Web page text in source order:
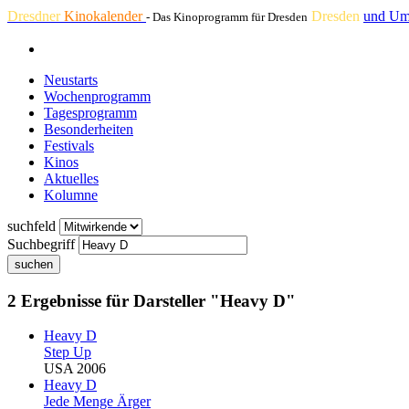
DresdnerKinokalender - Das Kinoprogramm für Dresden Dresden und
Neustarts
Wochenprogramm
Tagesprogramm
Besonderheiten
Festivals
Kinos
Aktuelles
Kolumne
suchfeld
Suchbegriff
suchen
2 Ergebnisse für Darsteller "Heavy D"
Heavy D
Step Up
USA 2006
Heavy D
Jede Menge Ärger